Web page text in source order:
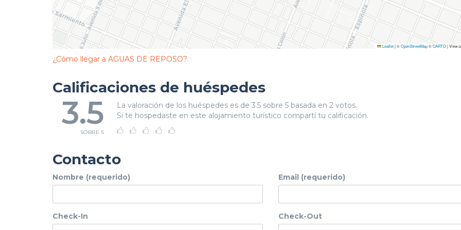
Leaflet |©OpenStreetMap©CARTO| View
¿Cómo llegar a AGUAS DE REPOSO?
Calificaciones de huéspedes
3.5
SOBRE 5
La valoración de los huéspedes es de 3.5 sobre 5 basada en 2 votos.
Si te hospedaste en este alojamiento turístico compartí tu calificación.
Contacto
Nombre (requerido) Email (requerido)
Check-In Check-Out